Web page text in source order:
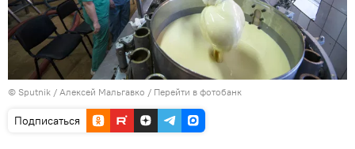
© Sputnik / Алексей Мальгавко / Перейти в фотобанк
Подписаться